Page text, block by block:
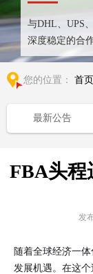
与DHL、UPS
深度稳定的合
整合全球优质
您的位置： 首页
最新公告
FBA头程
发
随着全球经济一
发展机遇。在这个